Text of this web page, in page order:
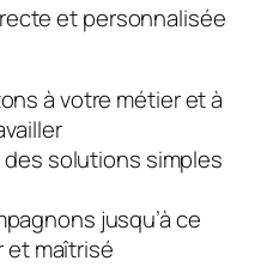
et personnalisée
à votre métier et à
solutions simples
jusqu’à ce
et maîtrisé